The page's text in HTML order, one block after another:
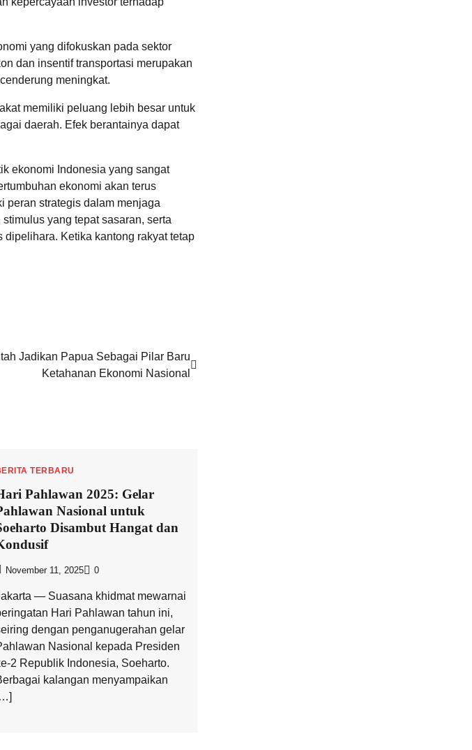
yang difokuskan pada sektor
dan insentif transportasi merupakan
meningkat.
memiliki peluang lebih besar untuk
daerah. Efek berantainya dapat
ekonomi Indonesia yang sangat
ekonomi akan terus
peran strategis dalam menjaga
yang tepat sasaran, serta
Ketika kantong rakyat tetap
Jadikan Papua Sebagai Pilar Baru
Ketahanan Ekonomi Nasional
TERBARU
Pahlawan 2025: Gelar
Nasional untuk
Disambut Hangat dan
November 11, 2025 0
— Suasana khidmat mewarnai
Hari Pahlawan tahun ini,
dengan penganugerahan gelar
Nasional kepada Presiden
2 Republik Indonesia, Soeharto.
kalangan menyampaikan